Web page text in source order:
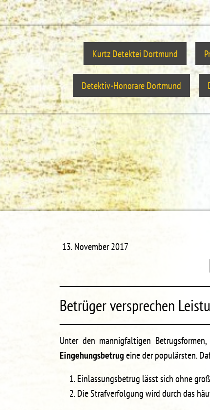
Kurtz Detektei Dortmund
Detektiv-Honorare Dortmund
13. November 2017
Betrüger versprechen
Unter den mannigfaltigen
Eingehungsbetrugeine der populärsten.
Einlassungsbetrug lässt sich ohne
Die Strafverfolgung wird durch das